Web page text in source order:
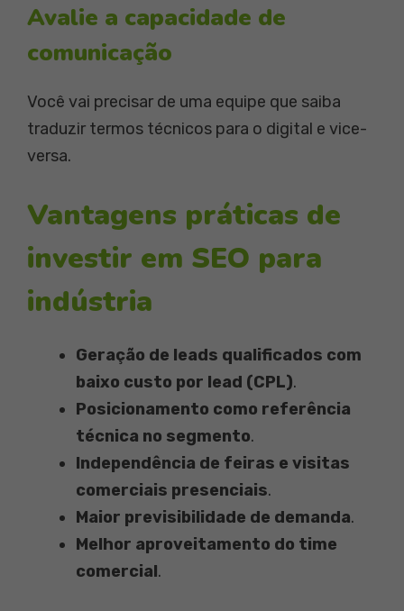
Avalie a capacidade de
comunicação
Você vai precisar de uma equipe que saiba
traduzir termos técnicos para o digital e vice-
versa.
Vantagens práticas de
investir em SEO para
indústria
Geração de leads qualificados com
baixo custo por lead (CPL).
Posicionamento como referência
técnica no segmento.
Independência de feiras e visitas
comerciais presenciais.
Maior previsibilidade de demanda.
Melhor aproveitamento do time
comercial.